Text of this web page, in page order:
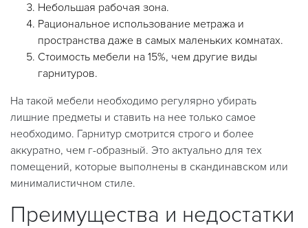
Небольшая рабочая зона.
Рациональное использование метража и
пространства даже в самых маленьких комнатах.
Стоимость мебели на 15%, чем другие виды
гарнитуров.
На такой мебели необходимо регулярно убирать
лишние предметы и ставить на нее только самое
необходимо. Гарнитур смотрится строго и более
аккуратно, чем г-образный. Это актуально для тех
помещений, которые выполнены в скандинавском или
минималистичном стиле.
Преимущества и недостатки